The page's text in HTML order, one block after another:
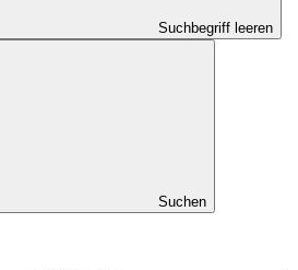
Suchbegriff leeren
Suchen